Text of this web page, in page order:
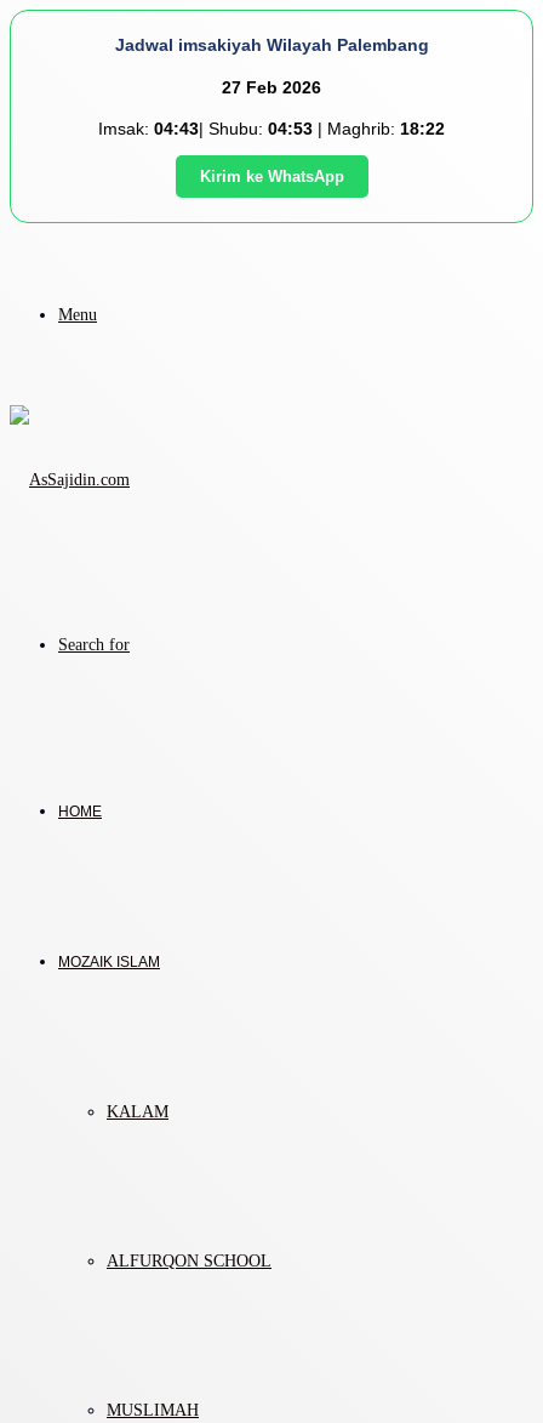
Jadwal imsakiyah Wilayah Palembang
27 Feb 2026
Imsak: 04:43| Shubu: 04:53 | Maghrib: 18:22
Kirim ke WhatsApp
Menu
Search for
HOME
MOZAIK ISLAM
KALAM
ALFURQON SCHOOL
MUSLIMAH